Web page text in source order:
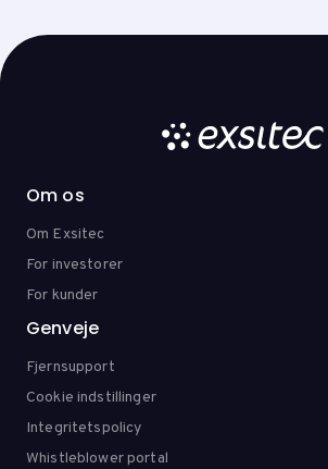
Om os
Om Exsitec
For investorer
For kunder
Genveje
Fjernsupport
Cookie indstillinger
Integritetspolicy
Whistleblower portal